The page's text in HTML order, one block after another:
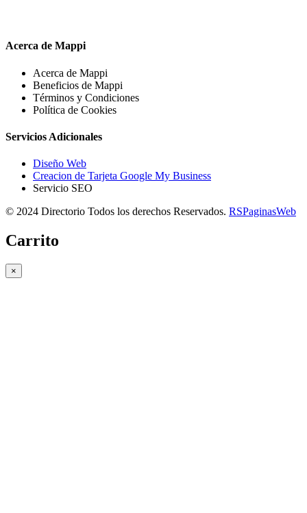
Acerca de Mappi
Acerca de Mappi
Beneficios de Mappi
Términos y Condiciones
Política de Cookies
Servicios Adicionales
Diseño Web
Creacion de Tarjeta Google My Business
Servicio SEO
© 2024 Directorio Todos los derechos Reservados. RSPaginasWeb
Carrito
×